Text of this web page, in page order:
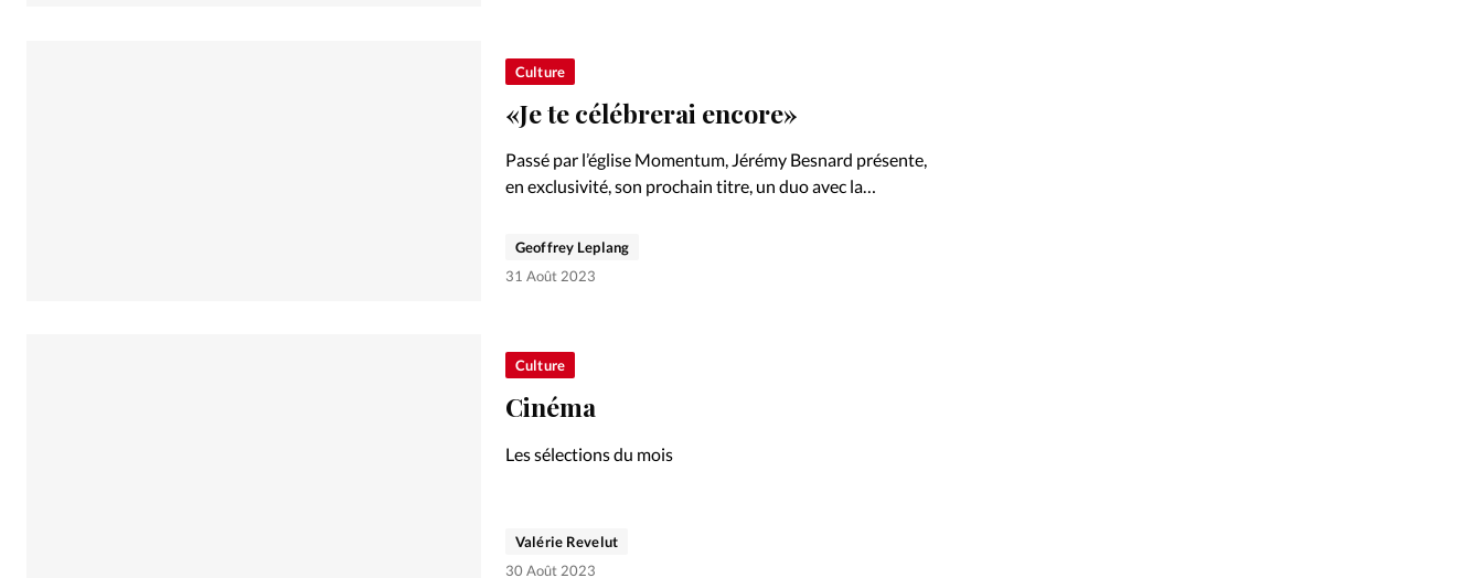
Culture
«Je te célébrerai encore»
Passé par l’église Momentum, Jérémy Besnard présente,
en exclusivité, son prochain titre, un duo avec la
Geoffrey Leplang
31 Août 2023
Culture
Cinéma
Les sélections du mois
Valérie Revelut
30 Août 2023